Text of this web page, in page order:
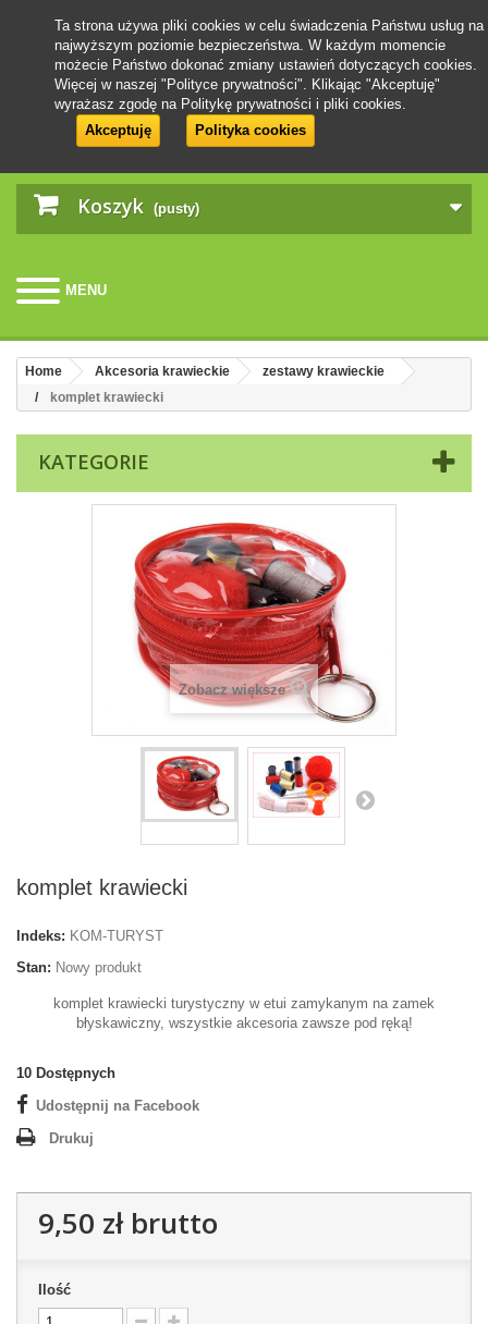
Koszyk (pusty)
MENU
Ta strona używa pliki cookies w celu świadczenia Państwu usług na
najwyższym poziomie bezpieczeństwa. W każdym momencie
możecie Państwo dokonać zmiany ustawień dotyczących cookies.
Więcej w naszej "Polityce prywatności". Klikając "Akceptuję"
wyrażasz zgodę na Politykę prywatności i pliki cookies.
Akceptuję
Polityka cookies
Home Akcesoria krawieckie
zestawy krawieckie
komplet krawiecki
KATEGORIE
Zobacz większe
komplet krawiecki
Indeks: KOM-TURYST
Stan: Nowy produkt
komplet krawiecki turystyczny w etui zamykanym na zamek
błyskawiczny, wszystkie akcesoria zawsze pod ręką!
10 Dostępnych
Udostępnij na Facebook
Drukuj
9,50 złbrutto
Ilość